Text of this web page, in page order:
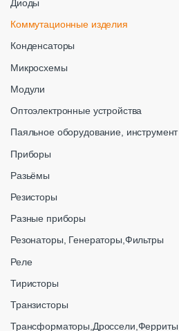
Диоды
Коммутационные изделия
Конденсаторы
Микросхемы
Модули
Оптоэлектронные устройства
Паяльное оборудование, инструмент
Приборы
Разьёмы
Резисторы
Разные приборы
Резонаторы, Генераторы,Фильтры
Реле
Тиристоры
Транзисторы
Трансформаторы,Дроссели,Ферриты